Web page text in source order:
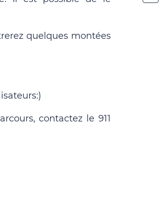
quelques montées
contactez le 911